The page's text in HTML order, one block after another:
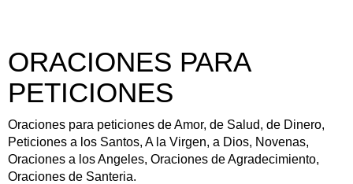
ORACIONES PARA
PETICIONES
Oraciones para peticiones de Amor, de Salud, de Dinero,
Peticiones a los Santos, A la Virgen, a Dios, Novenas,
Oraciones a los Angeles, Oraciones de Agradecimiento,
Oraciones de Santeria.